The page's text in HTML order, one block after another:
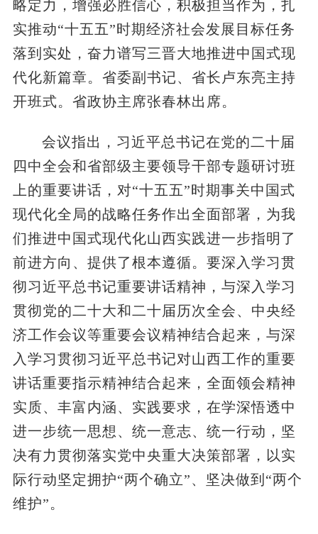
略定力，增强必胜信心，积极担当作为，扎
实推动“十五五”时期经济社会发展目标任务
落到实处，奋力谱写三晋大地推进中国式现
代化新篇章。省委副书记、省长卢东亮主持
开班式。省政协主席张春林出席。
会议指出，习近平总书记在党的二十届
四中全会和省部级主要领导干部专题研讨班
上的重要讲话，对“十五五”时期事关中国式
现代化全局的战略任务作出全面部署，为我
们推进中国式现代化山西实践进一步指明了
前进方向、提供了根本遵循。要深入学习贯
彻习近平总书记重要讲话精神，与深入学习
贯彻党的二十大和二十届历次全会、中央经
济工作会议等重要会议精神结合起来，与深
入学习贯彻习近平总书记对山西工作的重要
讲话重要指示精神结合起来，全面领会精神
实质、丰富内涵、实践要求，在学深悟透中
进一步统一思想、统一意志、统一行动，坚
决有力贯彻落实党中央重大决策部署，以实
际行动坚定拥护“两个确立”、坚决做到“两个
维护”。